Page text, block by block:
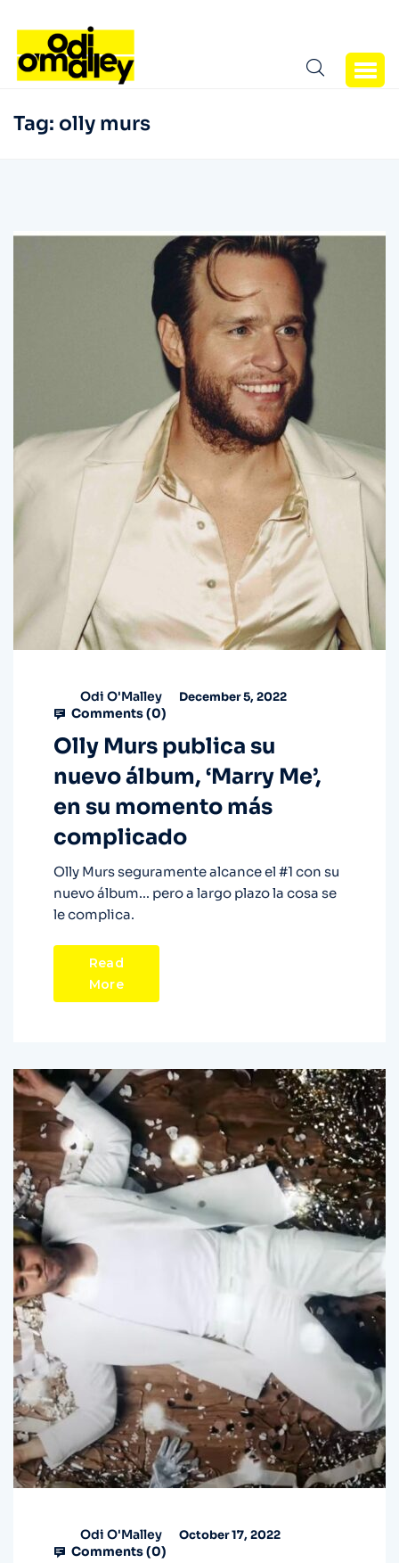
Tag: olly murs
Odi O'Malley December 5, 2022
Comments (0)
Olly Murs publica su
nuevo álbum, ‘Marry Me’,
en su momento más
complicado
Olly Murs seguramente alcance el #1 con su
nuevo álbum... pero a largo plazo la cosa se
le complica.
Read
More
Odi O'Malley October 17, 2022
Comments (0)